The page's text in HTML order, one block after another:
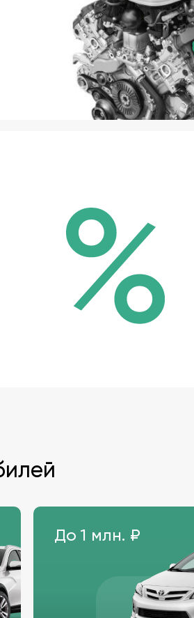
До 1 млн. ₽